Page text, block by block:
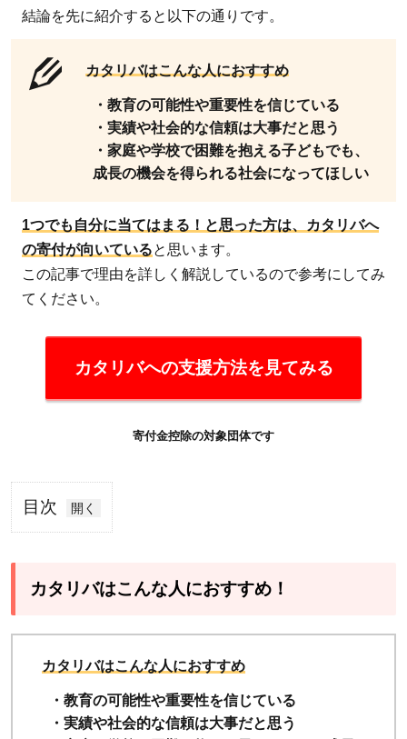
結論を先に紹介すると以下の通りです。
カタリバはこんな人におすすめ
・教育の可能性や重要性を信じている
・実績や社会的な信頼は大事だと思う
・家庭や学校で困難を抱える子どもでも、
成長の機会を得られる社会になってほしい
1つでも自分に当てはまる！と思った方は、カタリバへ
の寄付が向いていると思います。
この記事で理由を詳しく解説しているので参考にしてみ
てください。
カタリバへの支援方法を見てみる
寄付金控除の対象団体です
目次
1
リバ
んな
人に
おす
め！
カタリバはこんな人におすすめ！
カタリバはこんな人におすすめ
・教育の可能性や重要性を信じている
・実績や社会的な信頼は大事だと思う